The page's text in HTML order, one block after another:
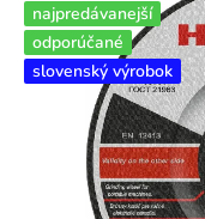
najpredávanejší
odporúčané
slovenský výrobok